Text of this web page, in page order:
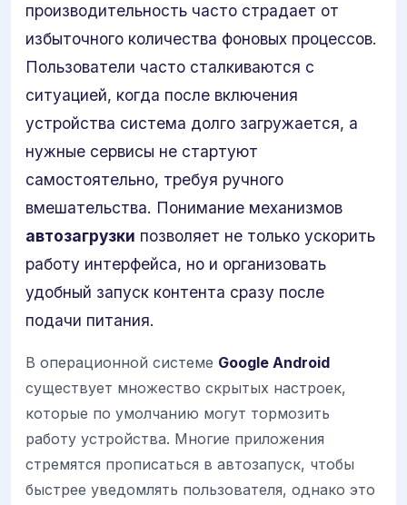
производительность часто страдает от
избыточного количества фоновых процессов.
Пользователи часто сталкиваются с
ситуацией, когда после включения
устройства система долго загружается, а
нужные сервисы не стартуют
самостоятельно, требуя ручного
вмешательства. Понимание механизмов
автозагрузки позволяет не только ускорить
работу интерфейса, но и организовать
удобный запуск контента сразу после
подачи питания.
В операционной системе Google Android
существует множество скрытых настроек,
которые по умолчанию могут тормозить
работу устройства. Многие приложения
стремятся прописаться в автозапуск, чтобы
быстрее уведомлять пользователя, однако это